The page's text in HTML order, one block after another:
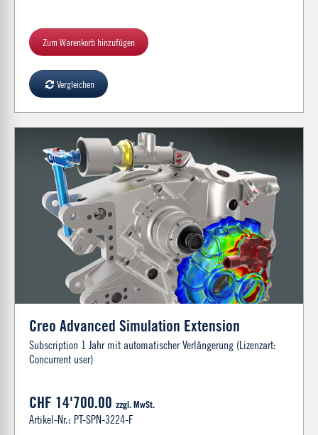
Zum Warenkorb hinzufügen
Vergleichen
Creo Advanced Simulation Extension
Subscription 1 Jahr mit automatischer Verlängerung (Lizenzart:
Concurrent user)
CHF 14'700.00 zzgl. MwSt.
Artikel-Nr.: PT-SPN-3224-F